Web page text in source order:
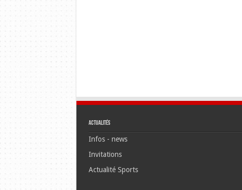
Actualités
Infos - news
Invitations
Actualité Sports